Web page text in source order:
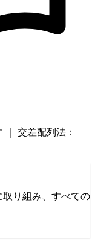
交差配列法：
り組み、すべての